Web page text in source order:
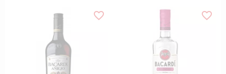
favorite_border favorite_border